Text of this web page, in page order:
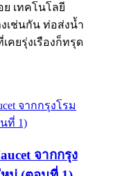
ย เทคโนโลยี
เช่นกัน ท่อส่งน้ำ
คยรุ่งเรืองก็ทรุด
จากกรุง